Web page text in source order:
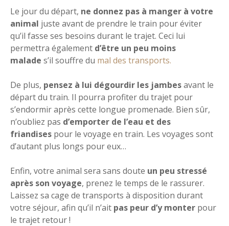
Le jour du départ, ne donnez pas à manger à votre
animal juste avant de prendre le train pour éviter
qu’il fasse ses besoins durant le trajet. Ceci lui
permettra également d’être un peu moins
malade s’il souffre du mal des transports.
De plus, pensez à lui dégourdir les jambesavant le
départ du train. Il pourra profiter du trajet pour
s’endormir après cette longue promenade. Bien sûr,
n’oubliez pas d’emporter de l’eau et des
friandises pour le voyage en train. Les voyages sont
d’autant plus longs pour eux…
Enfin, votre animal sera sans doute un peu stressé
après son voyage, prenez le temps de le rassurer.
Laissez sa cage de transports à disposition durant
votre séjour, afin qu’il n’ait pas peur d’y monter pour
le trajet retour !